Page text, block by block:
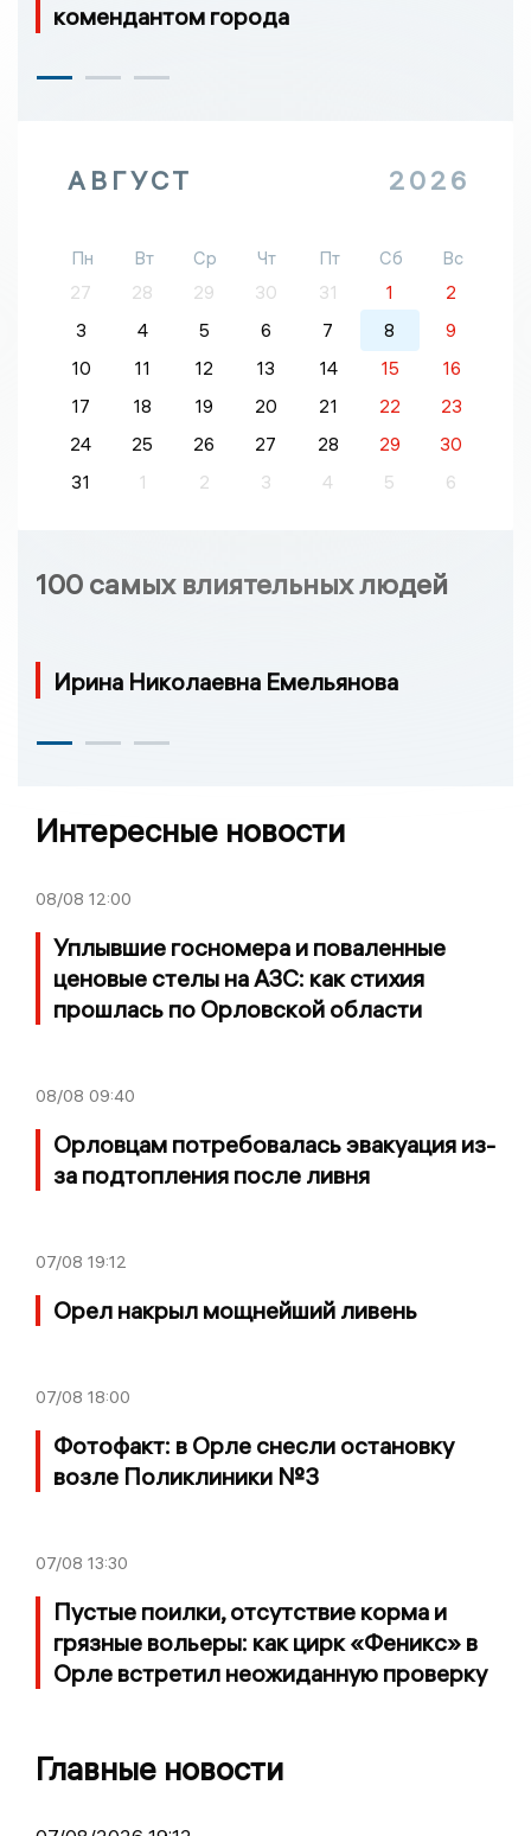
комендантом города
АВГУСТ 2026
Пн Вт Ср Чт Пт Сб
Вс
27
28 29 30 31 1
2
3
4 5 6 7 8
9
10
11 12 13 14 15
16
17
18 19 20 21 22
23
24
25 26 27 28 29
30
31
1 2 3 4 5 6
100 самых влиятельных людей
Ирина Николаевна Емельянова
Интересные новости
08/08 12:00
Уплывшие госномера и поваленные
ценовые стелы на АЗС: как стихия
прошлась по Орловской области
08/08 09:40
Орловцам потребовалась эвакуация из-
за подтопления после ливня
07/08 19:12
Орел накрыл мощнейший ливень
07/08 18:00
Фотофакт: в Орле снесли остановку
возле Поликлиники №3
07/08 13:30
Пустые поилки, отсутствие корма и
грязные вольеры: как цирк «Феникс» в
Орле встретил неожиданную проверку
Главные новости